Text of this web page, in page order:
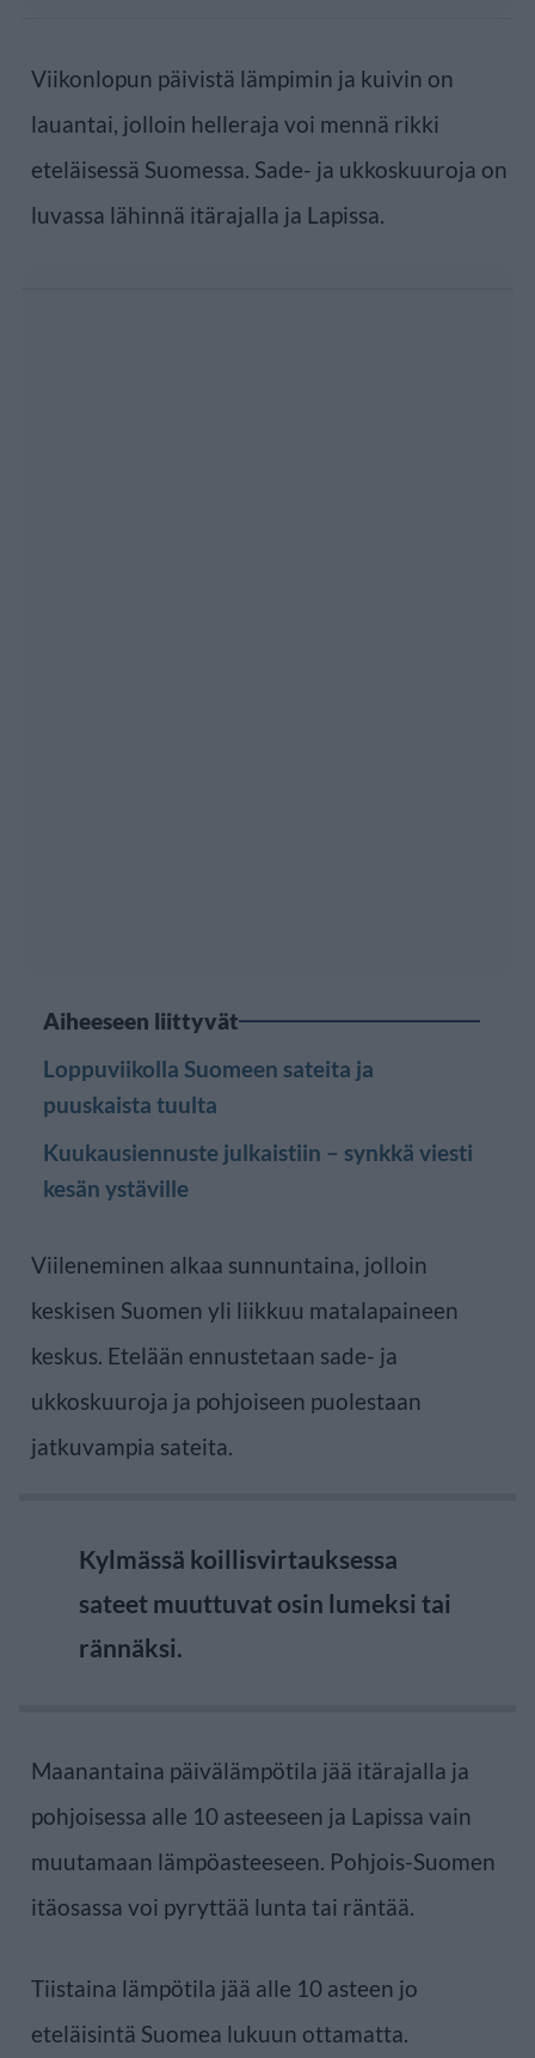
Viikonlopun päivistä lämpimin ja kuivin on
lauantai, jolloin helleraja voi mennä rikki
eteläisessä Suomessa. Sade- ja ukkoskuuroja on
luvassa lähinnä itärajalla ja Lapissa.
Aiheeseen liittyvät
Loppuviikolla Suomeen sateita ja
puuskaista tuulta
Kuukausiennuste julkaistiin – synkkä viesti
kesän ystäville
Viileneminen alkaa sunnuntaina, jolloin
keskisen Suomen yli liikkuu matalapaineen
keskus. Etelään ennustetaan sade- ja
ukkoskuuroja ja pohjoiseen puolestaan
jatkuvampia sateita.
Kylmässä koillisvirtauksessa
sateet muuttuvat osin lumeksi tai
rännäksi.
Maanantaina päivälämpötila jää itärajalla ja
pohjoisessa alle 10 asteeseen ja Lapissa vain
muutamaan lämpöasteeseen. Pohjois-Suomen
itäosassa voi pyryttää lunta tai räntää.
Tiistaina lämpötila jää alle 10 asteen jo
eteläisintä Suomea lukuun ottamatta.